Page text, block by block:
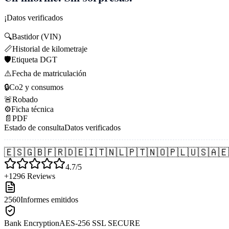
¡Datos verificados
🔍Bastidor (VIN)
📏Historial de kilometraje
🛡️Etiqueta DGT
⚠️Fecha de matriculación
🔒Co2 y consumos
🚨Robado
⚙️Ficha técnica
📄 PDF
Estado de consultaDatos verificados
🇪🇸🇬🇧🇫🇷🇩🇪🇮🇹🇳🇱🇵🇹🇳🇴🇵🇱🇺🇸🇦🇪
4.7/5
+1296 Reviews
2560Informes emitidos
Bank EncryptionAES-256 SSL SECURE